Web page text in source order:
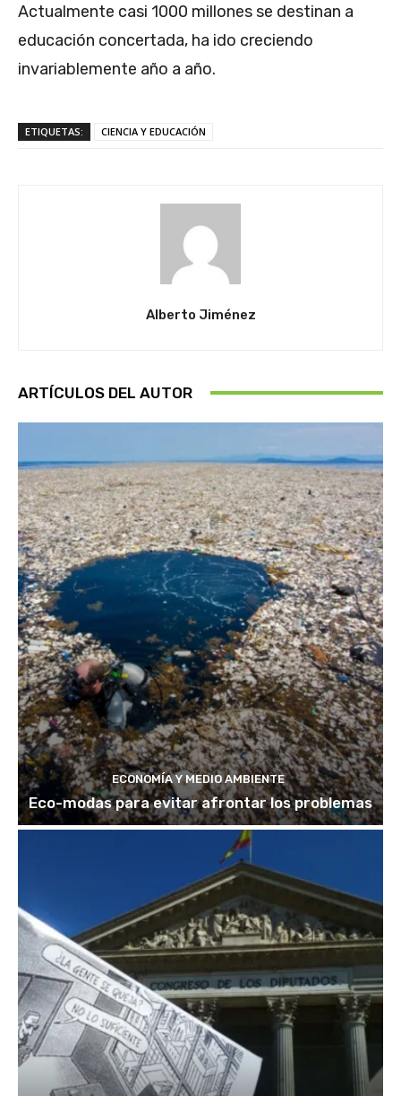
Actualmente casi 1000 millones se destinan a
educación concertada, ha ido creciendo
invariablemente año a año.
ETIQUETAS: CIENCIA Y EDUCACIÓN
Alberto Jiménez
ARTÍCULOS DEL AUTOR
ECONOMÍA Y MEDIO AMBIENTE
Eco-modas para evitar afrontar los problemas